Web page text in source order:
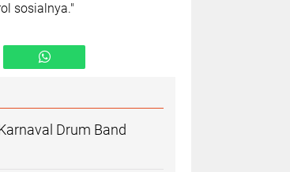
sosialnya."
Drum Band